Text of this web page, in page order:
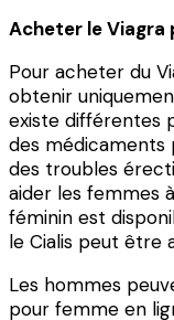
Acheter le Viagra
Pour acheter du
obtenir
existe différentes
des médicaments
des troubles
aider les femmes
féminin est
le Cialis peut être
Les hommes
pour femme en